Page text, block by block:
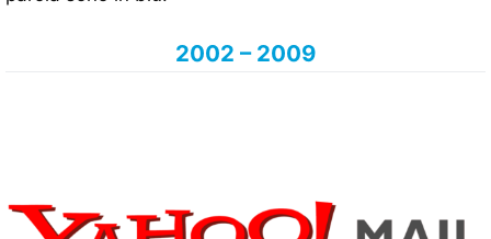
2002 – 2009